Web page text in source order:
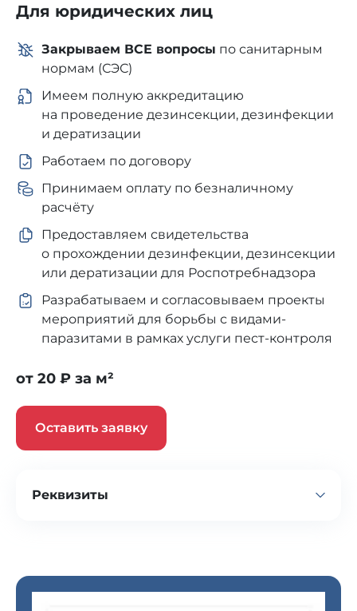
Для юридических лиц
Закрываем ВСЕ вопросы по санитарным
нормам (СЭС)
Имеем полную аккредитацию
на проведение дезинсекции, дезинфекции
и дератизации
Работаем по договору
Принимаем оплату по безналичному
расчёту
Предоставляем свидетельства
о прохождении дезинфекции, дезинсекции
или дератизации для Роспотребнадзора
Разрабатываем и согласовываем проекты
мероприятий для борьбы с видами-
паразитами в рамках услуги пест-контроля
от 20 ₽ за м²
Оставить заявку
Реквизиты